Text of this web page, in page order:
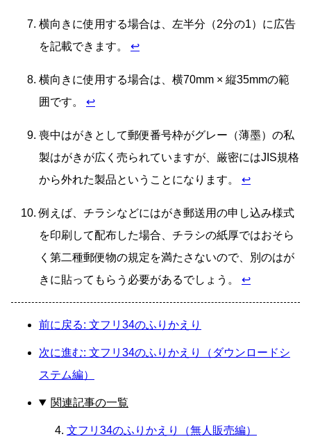
横向きに使用する場合は、左半分（2分の1）に広告
を記載できます。 ↩
横向きに使用する場合は、横70mm × 縦35mmの範
囲です。 ↩
喪中はがきとして郵便番号枠がグレー（薄墨）の私
製はがきが広く売られていますが、厳密にはJIS規格
から外れた製品ということになります。 ↩
例えば、チラシなどにはがき郵送用の申し込み様式
を印刷して配布した場合、チラシの紙厚ではおそら
く第二種郵便物の規定を満たさないので、別のはが
きに貼ってもらう必要があるでしょう。 ↩
前に戻る: 文フリ34のふりかえり
次に進む: 文フリ34のふりかえり（ダウンロードシ
ステム編）
関連記事の一覧
文フリ34のふりかえり（無人販売編）